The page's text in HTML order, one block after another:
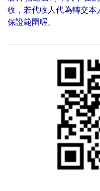
收，若代收人代為轉交本
保證範圍喔。